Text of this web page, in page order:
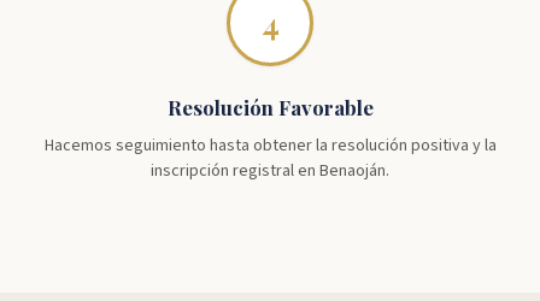
4
Resolución Favorable
Hacemos seguimiento hasta obtener la resolución positiva y la
inscripción registral en Benaoján.